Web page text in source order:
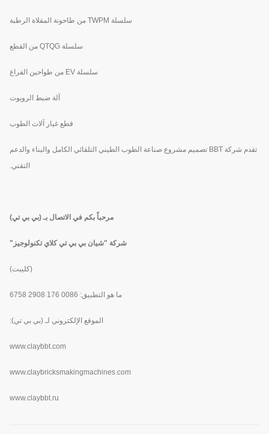
سلسلة TWPM من طاحونة المقلاة الرطبة
سلسلة QTQG من القطع
سلسلة EV من طواحين الفراغ
آلة ضبط الروبوت
قطع غيار آلات الطوب
تقدم شركة BBT تصميم مشروع صناعة الطوب الطيني التلقائي الكامل والبناء والدعم
التقني.
مرحباً بكم في الاتصال بـ (بي بي تي)
شركة "شيان بي بي تي كلاي تكنولوجيز"
(كليبت)
ما هو التطبيق: 0086 176 2908 6758
الموقع الإلكتروني لـ (بي بي تي):
www.claybbt.com
www.claybricksmakingmachines.com
www.claybbt.ru